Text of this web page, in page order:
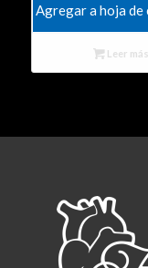
Agregar a hoja
Leer más